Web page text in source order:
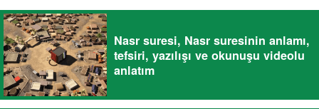
Nasr suresi, Nasr suresinin anlamı,
tefsiri, yazılışı ve okunuşu videolu
anlatım